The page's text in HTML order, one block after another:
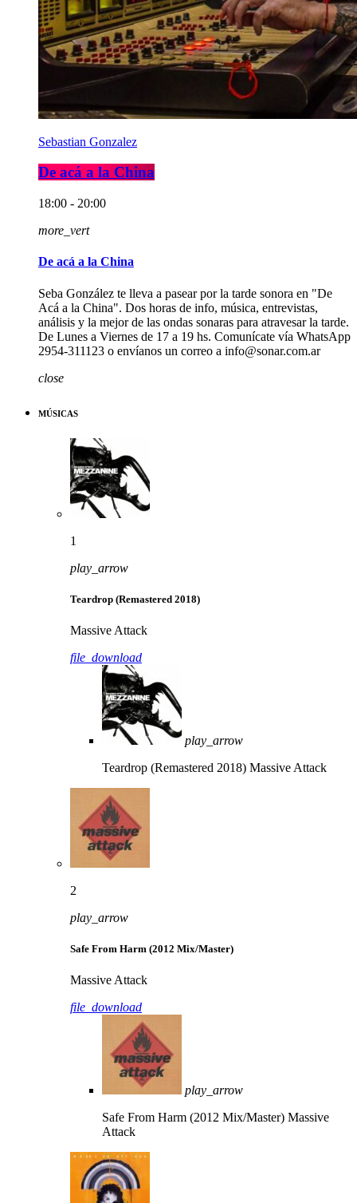
Sebastian Gonzalez
De acá a la China
18:00 - 20:00
more_vert
De acá a la China
Seba González te lleva a pasear por la tarde sonora en "De
Acá a la China". Dos horas de info, música, entrevistas,
análisis y la mejor de las ondas sonaras para atravesar la tarde.
De Lunes a Viernes de 17 a 19 hs. Comunícate vía WhatsApp
2954-311123 o envíanos un correo a info@sonar.com.ar
close
MÚSICAS
1
play_arrow
Teardrop (Remastered 2018)
Massive Attack
file_download
play_arrow
Teardrop (Remastered 2018) Massive Attack
2
play_arrow
Safe From Harm (2012 Mix/Master)
Massive Attack
file_download
play_arrow
Safe From Harm (2012 Mix/Master) Massive
Attack